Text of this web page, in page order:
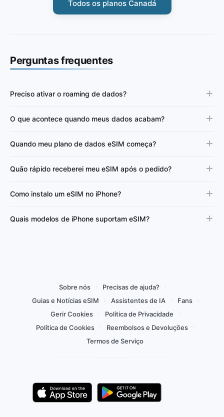
Todos os planos Canadá
Perguntas frequentes
Preciso ativar o roaming de dados?
O que acontece quando meus dados acabam?
Quando meu plano de dados eSIM começa?
Quão rápido receberei meu eSIM após o pedido?
Como instalo um eSIM no iPhone?
Quais modelos de iPhone suportam eSIM?
Sobre nós
Precisas de ajuda?
Guias e Notícias eSIM
Assistentes de IA
Fans
Gerir Cookies
Política de Privacidade
Política de Cookies
Reembolsos e Devoluções
Termos de Serviço